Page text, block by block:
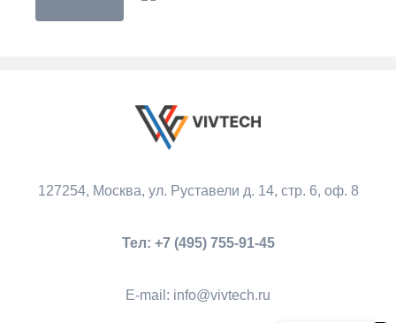
127254, Москва, ул. Руставели д. 14, стр. 6, оф. 8
Тел: +7 (495) 755-91-45
Е-mail: info@vivtech.ru